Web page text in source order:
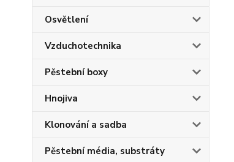
Osvětlení
Vzduchotechnika
Pěstební boxy
Hnojiva
Klonování a sadba
Pěstební média, substráty